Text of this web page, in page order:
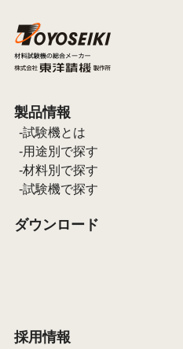
製品情報
試験機とは
用途別で探す
材料別で探す
試験機で探す
ダウンロード
採用情報